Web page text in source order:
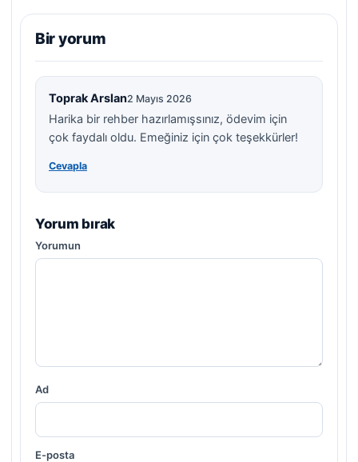
Bir yorum
Toprak Arslan2 Mayıs 2026
Harika bir rehber hazırlamışsınız, ödevim için
çok faydalı oldu. Emeğiniz için çok teşekkürler!
Cevapla
Yorum bırak
Yorumun
Ad
E-posta